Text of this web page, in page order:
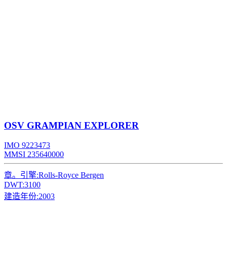
OSV GRAMPIAN EXPLORER
IMO 9223473
MMSI 235640000
章。引擎:Rolls-Royce Bergen
DWT:3100
建造年份:2003